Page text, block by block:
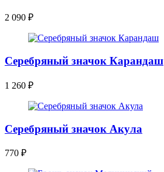
2 090 ₽
Серебряный значок Карандаш
1 260 ₽
Серебряный значок Акула
770 ₽